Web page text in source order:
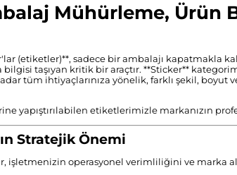
Mühürleme, Ürün
(etiketler)**, sadece bir ambalajı kapatmakla
taşıyan kritik bir araçtır. **Sticker**
tüm ihtiyaçlarınıza yönelik, farklı şekil, boyut
yapıştırılabilen etiketlerimizle markanızın
Stratejik Önemi
işletmenizin operasyonel verimliliğini ve marka